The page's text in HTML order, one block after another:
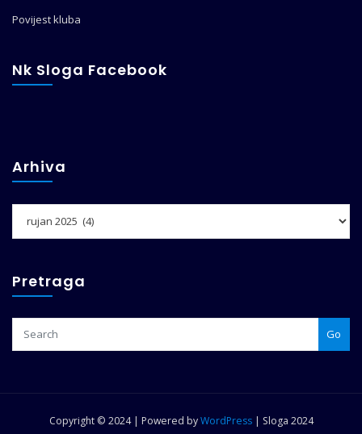
Povijest kluba
Nk Sloga Facebook
Arhiva
Pretraga
Go
Copyright © 2024 | Powered byWordPress | Sloga 2024